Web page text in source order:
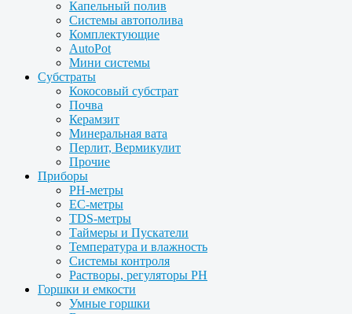
Капельный полив
Системы автополива
Комплектующие
AutoPot
Мини системы
Субстраты
Кокосовый субстрат
Почва
Керамзит
Минеральная вата
Перлит, Вермикулит
Прочие
Приборы
PH-метры
EC-метры
TDS-метры
Таймеры и Пускатели
Температура и влажность
Системы контроля
Растворы, регуляторы PH
Горшки и емкости
Умные горшки